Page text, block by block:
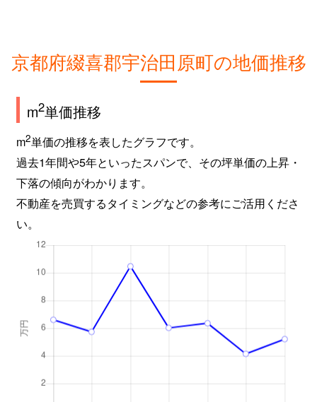
京都府綴喜郡宇治田原町の地価推移
m2単価推移
m2単価の推移を表したグラフです。
過去1年間や5年といったスパンで、その坪単価の上昇・
下落の傾向がわかります。
不動産を売買するタイミングなどの参考にご活用くださ
い。